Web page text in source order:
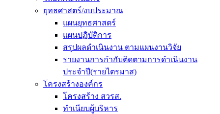
ยุทธศาสตร์/งบประมาณ
แผนยุทธศาสตร์
แผนปฏิบัติการ
สรุปผลดำเนินงาน ตามแผนงานวิจัย
รายงานการกำกับติดตามการดำเนินงาน
ประจำปี(รายไตรมาส)
โครงสร้างองค์กร
โครงสร้าง สวรส.
ทำเนียบผู้บริหาร